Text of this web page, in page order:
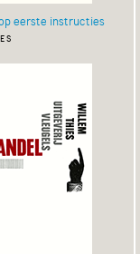
eerste instructies